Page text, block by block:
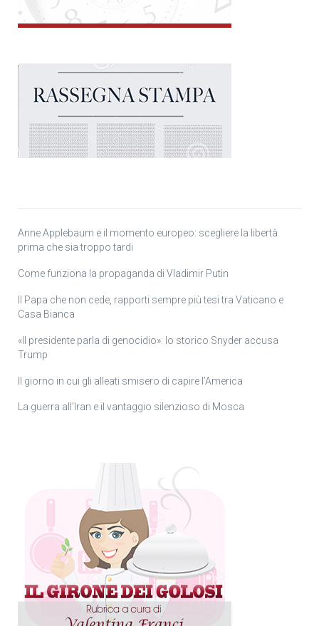
Anne Applebaum e il momento europeo: scegliere la libertà
prima che sia troppo tardi
Come funziona la propaganda di Vladimir Putin
Il Papa che non cede, rapporti sempre più tesi tra Vaticano e
Casa Bianca
«Il presidente parla di genocidio»: lo storico Snyder accusa
Trump
Il giorno in cui gli alleati smisero di capire l’America
La guerra all’Iran e il vantaggio silenzioso di Mosca